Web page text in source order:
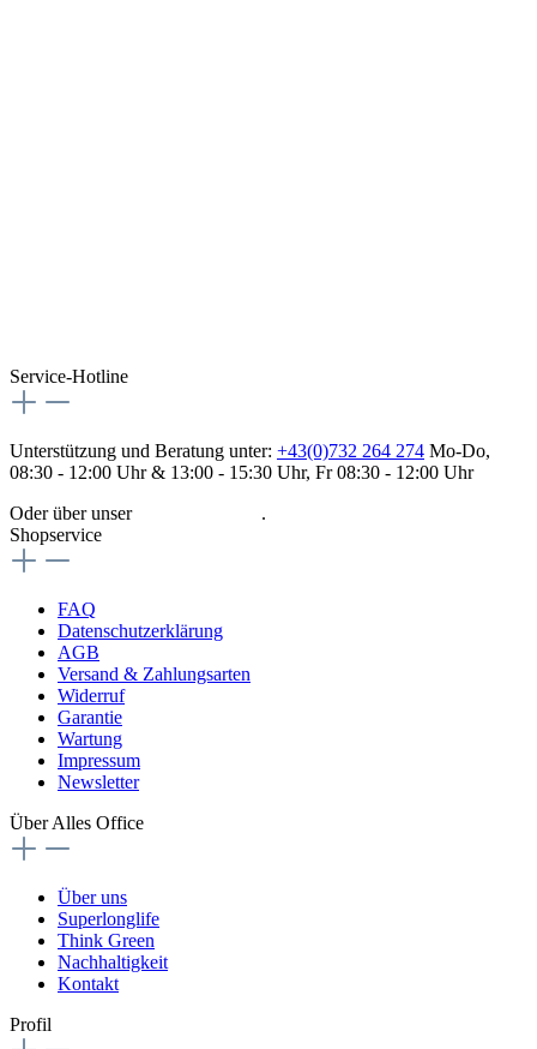
Service-Hotline
Unterstützung und Beratung unter: +43(0)732 264 274 Mo-Do,
08:30 - 12:00 Uhr & 13:00 - 15:30 Uhr, Fr 08:30 - 12:00 Uhr
Oder über unser
.
Shopservice
FAQ
Datenschutzerklärung
AGB
Versand & Zahlungsarten
Widerruf
Garantie
Wartung
Impressum
Newsletter
Über Alles Office
Über uns
Superlonglife
Think Green
Nachhaltigkeit
Kontakt
Profil